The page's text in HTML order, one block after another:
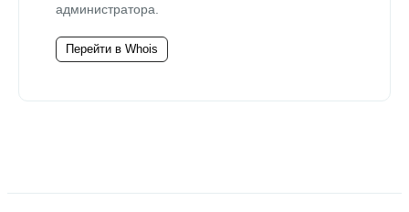
администратора.
Перейти в Whois